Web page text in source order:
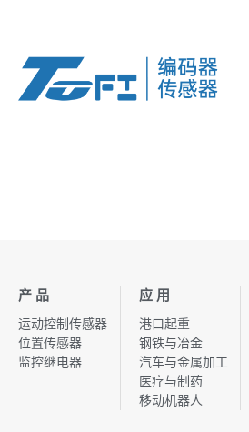
产 品
运动控制传感器
位置传感器
监控继电器
应 用
港口起重
钢铁与冶金
汽车与金属加工
医疗与制药
移动机器人